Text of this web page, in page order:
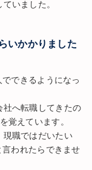
いました。
いかかりました
できるようになっ
社へ転職してきたの
覚えています。
現職ではだいたい
われたらできませ